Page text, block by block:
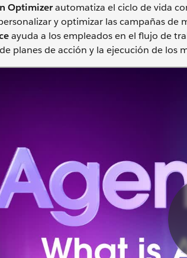
Optimizerautomatiza el ciclo de vida
y optimizar las campañas de
ayuda a los empleados en el flujo de
planes de acción y la ejecución de los